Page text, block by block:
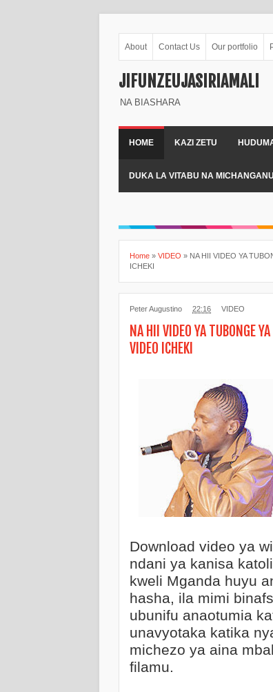
About Contact Us Our portfolio
JIFUNZEUJASIRIAMALI
NA BIASHARA
HOME KAZI ZETU
DUKA LA VITABU NA
Home » VIDEO » NA HII VIDEO YA
ICHEKI
Peter Augustino 22:16 VIDEO
NA HII VIDEO YA TUBONGE
VIDEO ICHEKI
Download video ya
ndani ya kanisa
kweli Mganda huyu
hasha, ila mimi
ubunifu anaotumia
unavyotaka katika
michezo ya aina
filamu.